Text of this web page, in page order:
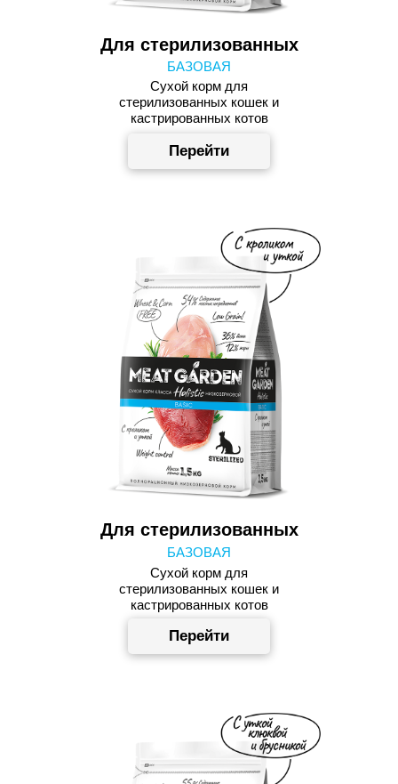
Для стерилизованных
Сухой корм для
стерилизованных кошек и
кастрированных котов
БАЗОВАЯ
Перейти
Для стерилизованных
Сухой корм для
стерилизованных кошек и
кастрированных котов
БАЗОВАЯ
Перейти